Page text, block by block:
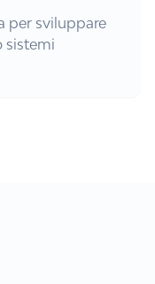
per sviluppare
sistemi